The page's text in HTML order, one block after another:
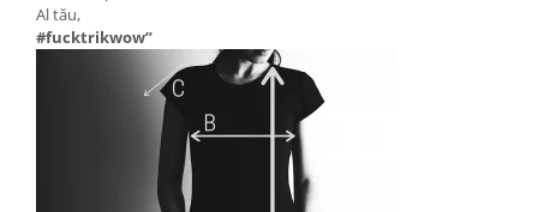
Al tău,
#fucktrikwow”